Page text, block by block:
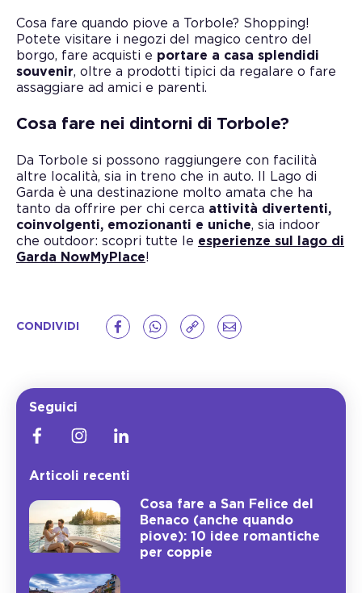
Cosa fare quando piove a Torbole? Shopping!
Potete visitare i negozi del magico centro del
borgo, fare acquisti e portare a casa splendidi
souvenir, oltre a prodotti tipici da regalare o fare
assaggiare ad amici e parenti.
Cosa fare nei dintorni di Torbole?
Da Torbole si possono raggiungere con facilità
altre località, sia in treno che in auto. Il Lago di
Garda è una destinazione molto amata che ha
tanto da offrire per chi cerca attività divertenti,
coinvolgenti, emozionanti e uniche, sia indoor
che outdoor: scopri tutte le esperienze sul lago di
Garda NowMyPlace!
CONDIVIDI
Seguici
Articoli recenti
Cosa fare a San Felice del
Benaco (anche quando
piove): 10 idee romantiche
per coppie